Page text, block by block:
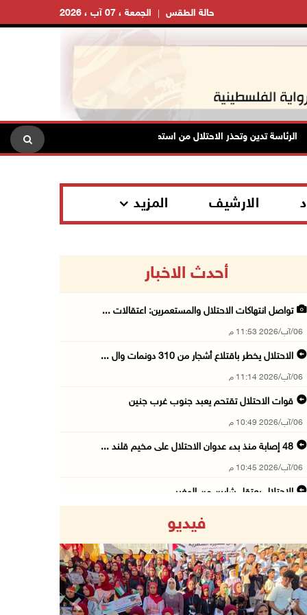
الجمعة ، 07 آب ، 2026 حالة الطقس
تدين وتحذر الاحتلال من استمرار حربه الشاملة على الشعب الفلسطيني
الارشيف المزيد
أحدث الاخبار
تواصل انتهاكات الاحتلال والمستعمرين: اعتقالات ...
06/آب/2026 11:53 م
الاحتلال يخطر باقتلاع أشجار من 310 دونمات وال ...
06/آب/2026 11:14 م
قوات الاحتلال تقتحم يعبد جنوب غرب جنين
06/آب/2026 10:49 م
48 إصابة منذ بدء عدوان الاحتلال على مخيم قلند ...
06/آب/2026 10:45 م
الاحتلال يعتقل شابين من المغير
06/آب/2026 10:01 م
رئيس بلدية الخليل يطلع وفدا أميركيا على تطورا ...
06/آب/2026 09:59 م
فيديو
Previous Next